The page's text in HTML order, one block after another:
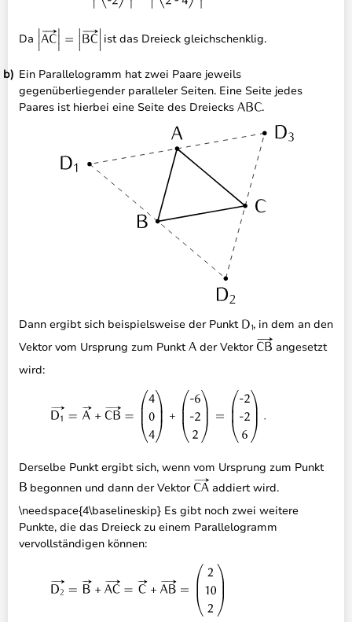
Da ist das Dreieck gleichschenklig.
Ein Parallelogramm hat zwei Paare jeweils
gegenüberliegender paralleler Seiten. Eine Seite jedes
Paares ist hierbei eine Seite des Dreiecks
.
Dann ergibt sich beispielsweise der Punkt
, in dem an den
Vektor vom Ursprung zum Punkt
der Vektor
angesetzt
wird:
Derselbe Punkt ergibt sich, wenn vom Ursprung zum Punkt
begonnen und dann der Vektor
addiert wird.
\needspace{4\baselineskip} Es gibt noch zwei weitere
Punkte, die das Dreieck zu einem Parallelogramm
vervollständigen können: